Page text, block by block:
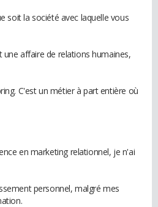
soit la société avec laquelle vous
une affaire de relations humaines,
C'est un métier à part entière où
en marketing relationnel, je n'ai
personnel, malgré mes